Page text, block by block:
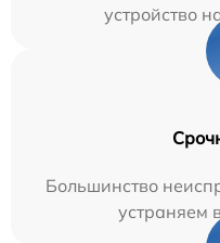
устройство
Большинство
устраняем